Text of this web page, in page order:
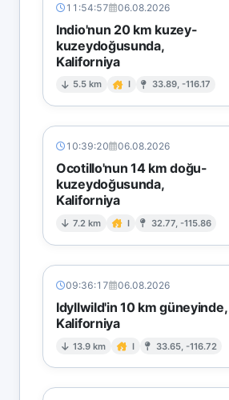
11:54:57 06.08.2026
Indio'nun 20 km kuzey-
kuzeydoğusunda,
Kaliforniya
5.5 km I 33.89, -116.17
10:39:20 06.08.2026
Ocotillo'nun 14 km doğu-
kuzeydoğusunda,
Kaliforniya
7.2 km I 32.77, -115.86
09:36:17 06.08.2026
Idyllwild'in 10 km güneyinde,
Kaliforniya
13.9 km I 33.65, -116.72